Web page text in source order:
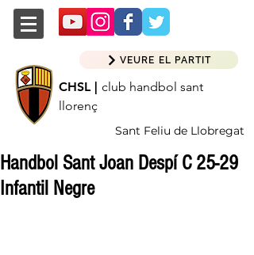
CHSL | club handbol sant
llorenç
Sant Feliu de Llobregat
VEURE EL PARTIT
Handbol Sant Joan Despí C 25-29
Infantil Negre